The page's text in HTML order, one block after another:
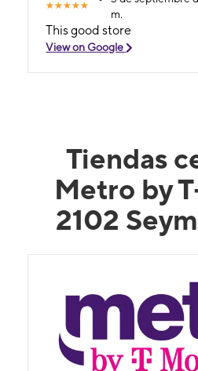
m.
This good store
View on Google
Tiendas
Metro by
2102